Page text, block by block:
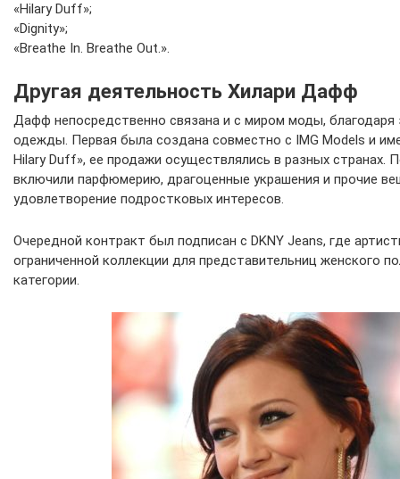
«Hilary Duff»;
«Dignity»;
«Breathe In. Breathe Out.».
Другая деятельность Хилари Дафф
Дафф непосредственно связана и с миром моды, благодаря
одежды. Первая была создана совместно с IMG Models и
Hilary Duff», ее продажи осуществлялись в разных странах.
включили парфюмерию, драгоценные украшения и прочие
удовлетворение подростковых интересов.
Очередной контракт был подписан с DKNY Jeans, где
ограниченной коллекции для представительниц женского
категории.